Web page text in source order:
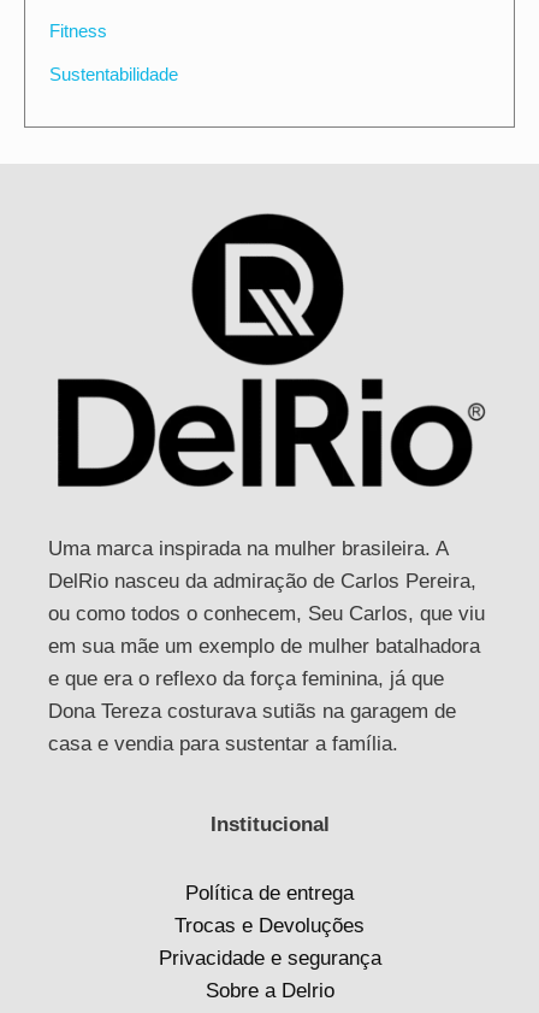
Fitness
Sustentabilidade
Uma marca inspirada na mulher brasileira. A
DelRio nasceu da admiração de Carlos Pereira,
ou como todos o conhecem, Seu Carlos, que viu
em sua mãe um exemplo de mulher batalhadora
e que era o reflexo da força feminina, já que
Dona Tereza costurava sutiãs na garagem de
casa e vendia para sustentar a família.
Institucional
Política de entrega
Trocas e Devoluções
Privacidade e segurança
Sobre a Delrio